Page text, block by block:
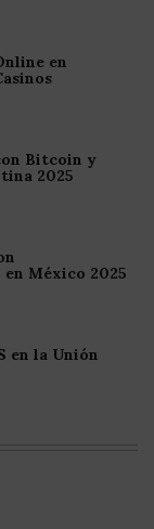
en
Bitcoin y
2025
México 2025
en la Unión